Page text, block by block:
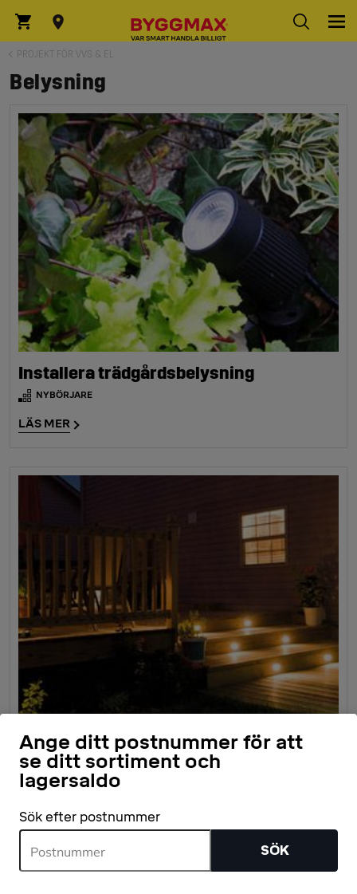
Ange ditt postnummer för att
se ditt sortiment och
lagersaldo
Sök efter postnummer
SÖK
PROJEKT FÖR VVS & EL
Belysning
Installera trädgårdsbelysning
NYBÖRJARE
LÄS MER
Installera decklights
NYBÖRJARE
LÄS MER